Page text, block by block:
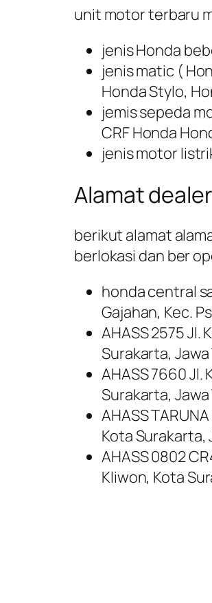
unit motor terbaru
jenis Honda
jenis matic (
Honda Stylo,
jemis sepeda
CRF Honda
jenis motor
Alamat
berikut alamat
berlokasi dan ber
honda central
Gajahan, Kec.
AHASS 2575 Jl.
Surakarta, Jawa
AHASS 7660 Jl.
Surakarta, Jawa
AHASS
Kota Surakarta,
AHASS 0802
Kliwon, Kota